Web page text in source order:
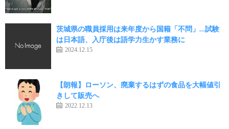
茨城県の職員採用は来年度から国籍「不問」…試験
は日本語、入庁後は語学力生かす業務に
2024.12.15
【朗報】ローソン、廃棄するはずの食品を大幅値引
きして販売へ
2022.12.13